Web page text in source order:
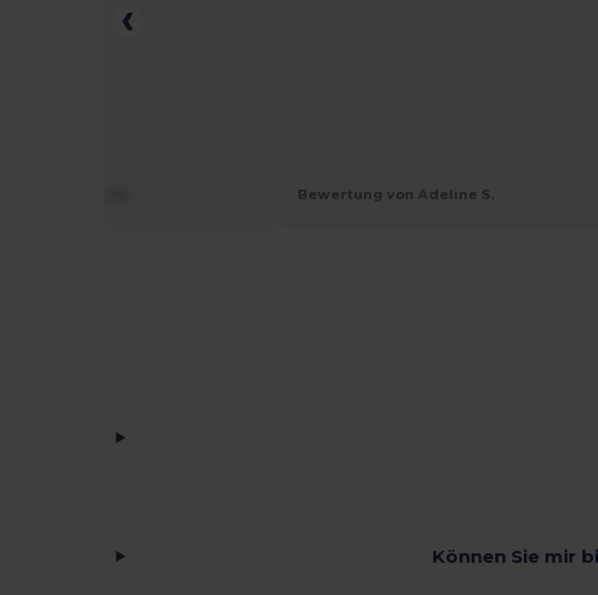
Bewertung von Adeline S.
Können Sie mir